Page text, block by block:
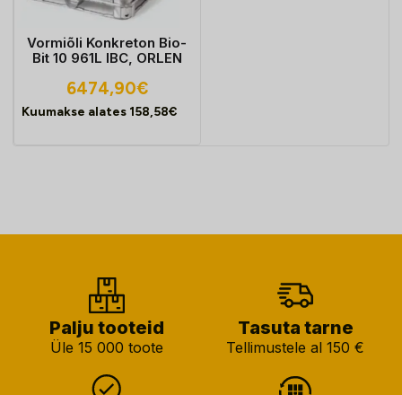
Vormiõli Konkreton Bio-
Bit 10 961L IBC, ORLEN
6474,90€
Kuumakse alates 158,58€
Palju tooteid
Üle 15 000 toote
Tasuta tarne
Tellimustele al 150 €